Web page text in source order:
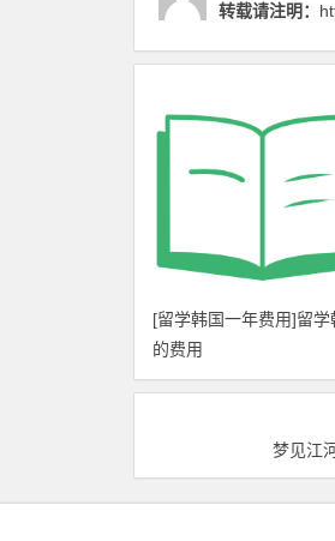
转载请注明：
[留学韩国一年费用]留学
的费用
梦见江